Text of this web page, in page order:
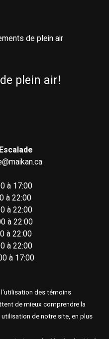
de plein air
plein air!
à 17:00
à 22:00
à 22:00
à 22:00
à 22:00
à 22:00
à 17:00
des témoins
de mieux comprendre la
de notre site, en plus